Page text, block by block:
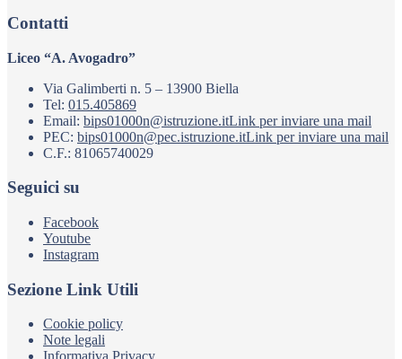
Contatti
Liceo “A. Avogadro”
Via Galimberti n. 5 – 13900 Biella
Tel: 015.405869
Email: bips01000n@istruzione.itLink per inviare una mail
PEC: bips01000n@pec.istruzione.itLink per inviare una mail
C.F.: 81065740029
Seguici su
Facebook
Youtube
Instagram
Sezione Link Utili
Cookie policy
Note legali